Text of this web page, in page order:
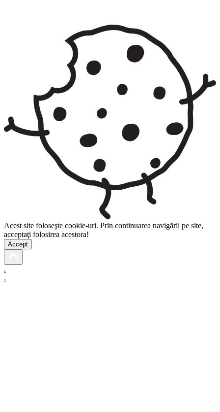
Acest site foloseşte cookie-uri. Prin continuarea navigării pe site,
acceptaţi folosirea acestora!
Accept
.
.